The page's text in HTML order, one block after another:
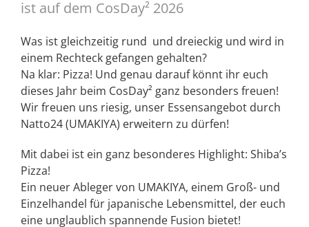
ist auf dem CosDay² 2026
Was ist gleichzeitig rund und dreieckig und wird in
einem Rechteck gefangen gehalten?
Na klar: Pizza! Und genau darauf könnt ihr euch
dieses Jahr beim CosDay² ganz besonders freuen!
Wir freuen uns riesig, unser Essensangebot durch
Natto24 (UMAKIYA) erweitern zu dürfen!
Mit dabei ist ein ganz besonderes Highlight: Shiba’s
Pizza!
Ein neuer Ableger von UMAKIYA, einem Groß- und
Einzelhandel für japanische Lebensmittel, der euch
eine unglaublich spannende Fusion bietet!